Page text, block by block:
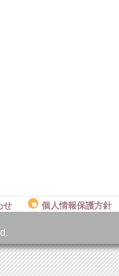
せ 個人情報保護方針